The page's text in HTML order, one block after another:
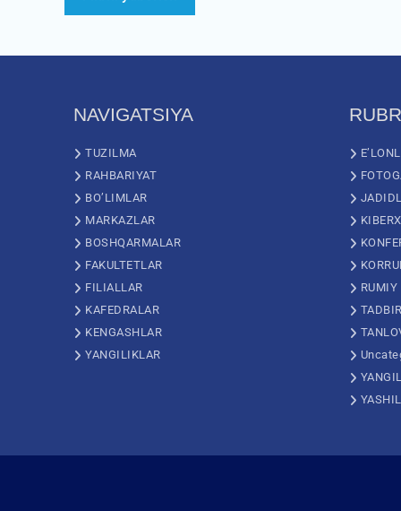
NAVIGATSIYA
TUZILMA
RAHBARIYAT
BO’LIMLAR
MARKAZLAR
BOSHQARMALAR
FAKULTETLAR
FILIALLAR
KAFEDRALAR
KENGASHLAR
YANGILIKLAR
RUMIY